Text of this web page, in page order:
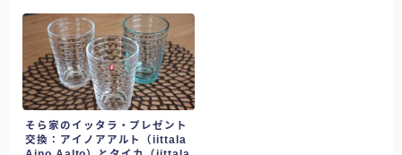
そら家のイッタラ・プレゼント
交換：アイノアアルト（iittala